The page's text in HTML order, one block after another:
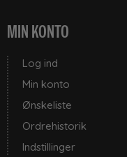
MIN KONTO
Log ind
Min konto
Ønskeliste
Ordrehistorik
Indstillinger